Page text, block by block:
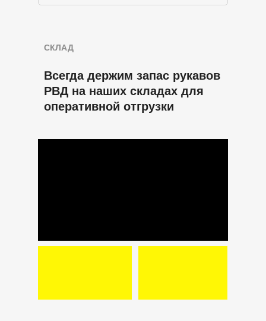
СКЛАД
Всегда держим запас рукавов
РВД на наших складах для
оперативной отгрузки